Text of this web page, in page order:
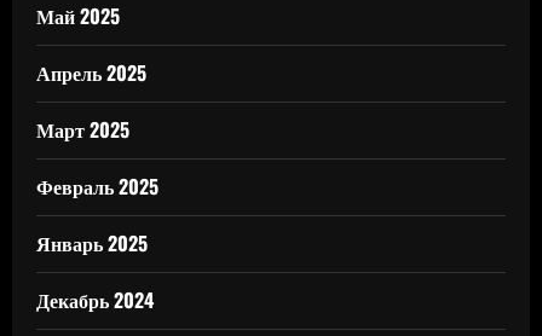
Май 2025
Апрель 2025
Март 2025
Февраль 2025
Январь 2025
Декабрь 2024